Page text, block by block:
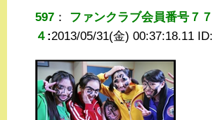
597 ： ファンクラブ会員番号７７
４ :2013/05/31(金) 00:37:18.11 ID: